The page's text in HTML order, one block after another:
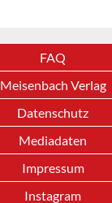
FAQ
Meisenbach Verlag
Datenschutz
Mediadaten
Impressum
Instagram